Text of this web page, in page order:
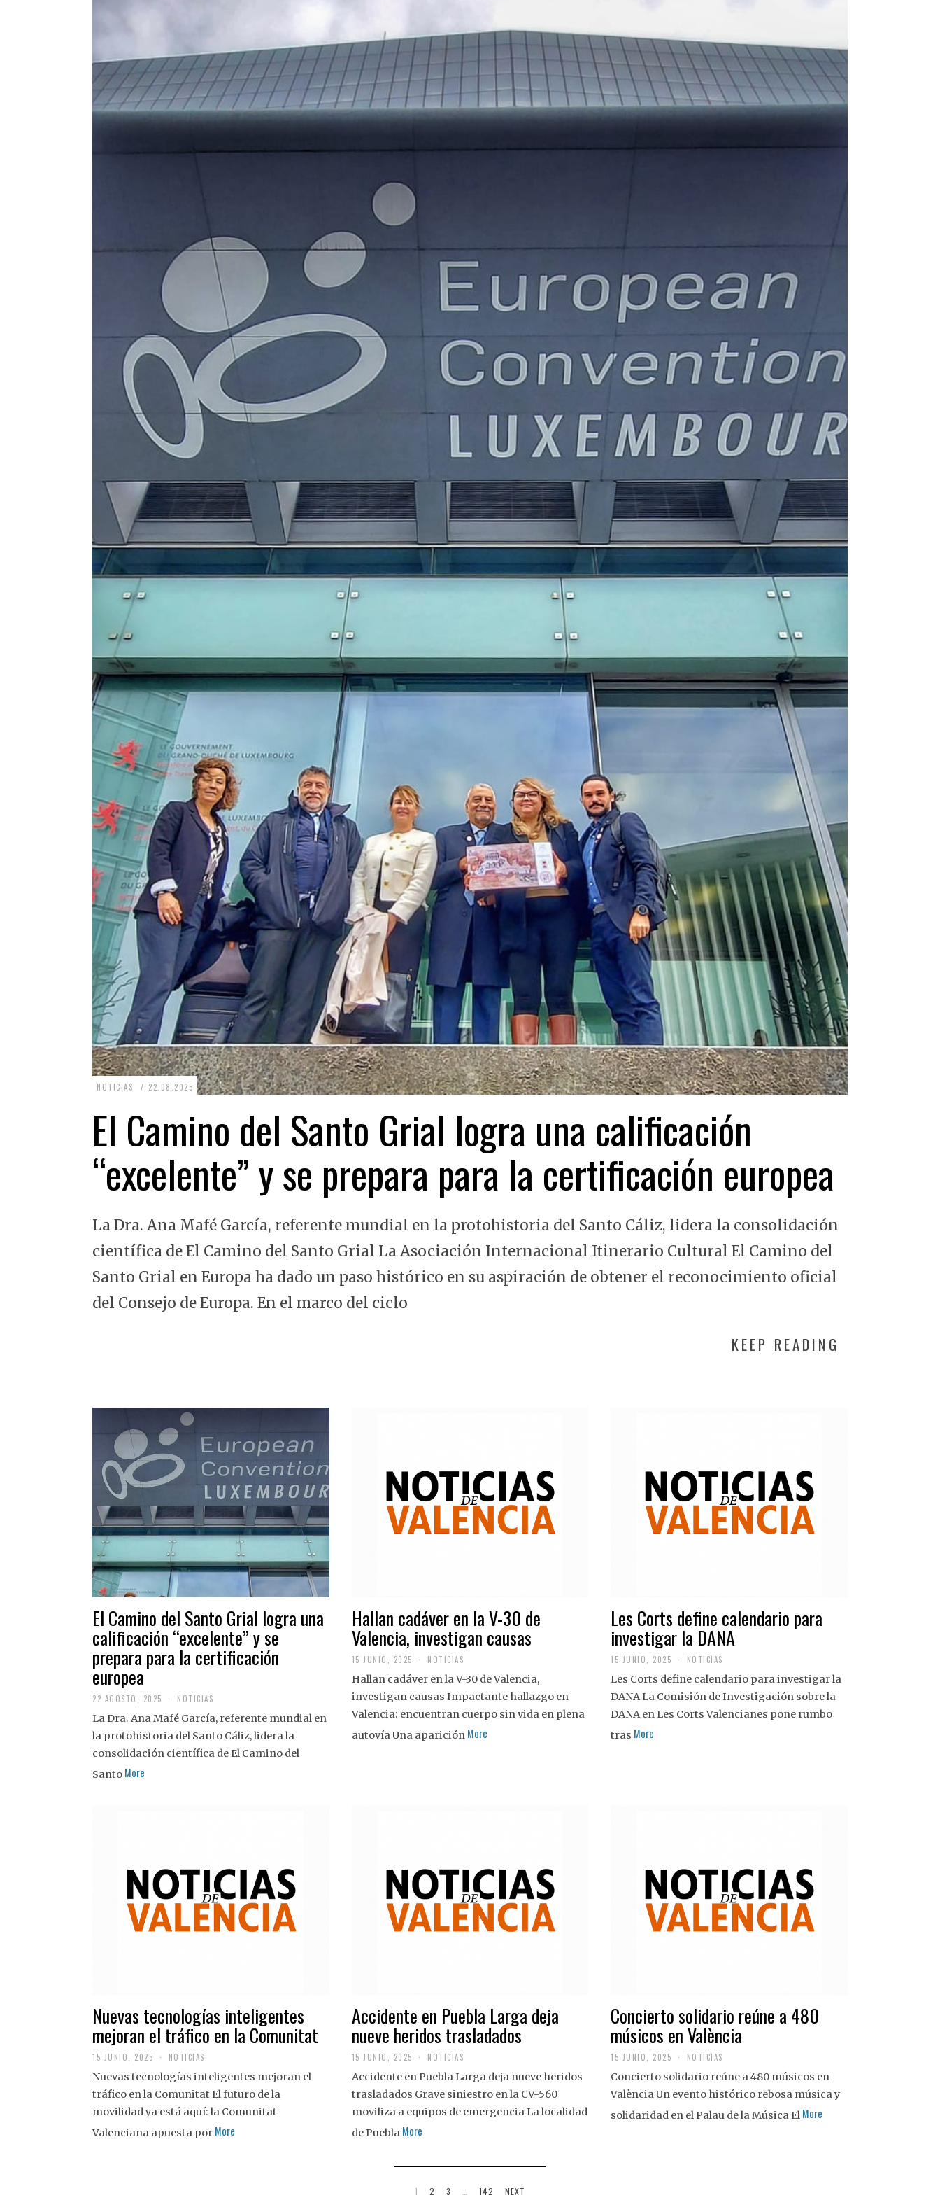
NOTICIAS 22.08.2025 2
.
0
0
2
El Camino del Santo Grial logra una calificación
“excelente” y se prepara para la certificación europea
La Dra. Ana Mafé García, referente mundial en la protohistoria del Santo Cáliz, lidera la consolidación
científica de El Camino del Santo Grial La Asociación Internacional Itinerario Cultural El Camino del
Santo Grial en Europa ha dado un paso histórico en su aspiración de obtener el reconocimiento oficial
del Consejo de Europa. En el marco del ciclo
KEEP READING
El Camino del Santo Grial logra una
calificación “excelente” y se
prepara para la certificación
europea
22 AGOSTO, 2025
A
G
O
S
NOTICIAS
La Dra. Ana Mafé García, referente mundial en
la protohistoria del Santo Cáliz, lidera la
consolidación científica de El Camino del
Santo More
Hallan cadáver en la V-30 de
Valencia, investigan causas
15 JUNIO, 2025 NOTICIAS
Hallan cadáver en la V-30 de Valencia,
investigan causas Impactante hallazgo en
Valencia: encuentran cuerpo sin vida en plena
autovía Una aparición More
Les Corts define calendario para
investigar la DANA
15 JUNIO, 2025 NOTICIAS
Les Corts define calendario para investigar la
DANA La Comisión de Investigación sobre la
DANA en Les Corts Valencianes pone rumbo
tras More
Nuevas tecnologías inteligentes
mejoran el tráfico en la Comunitat
15 JUNIO, 2025 NOTICIAS
Nuevas tecnologías inteligentes mejoran el
tráfico en la Comunitat El futuro de la
movilidad ya está aquí: la Comunitat
Valenciana apuesta por More
Accidente en Puebla Larga deja
nueve heridos trasladados
15 JUNIO, 2025 NOTICIAS
Accidente en Puebla Larga deja nueve heridos
trasladados Grave siniestro en la CV-560
moviliza a equipos de emergencia La localidad
de Puebla More
Concierto solidario reúne a 480
músicos en València
15 JUNIO, 2025 NOTICIAS
Concierto solidario reúne a 480 músicos en
València Un evento histórico rebosa música y
solidaridad en el Palau de la Música El More
1 2 3 … 142 NEXT